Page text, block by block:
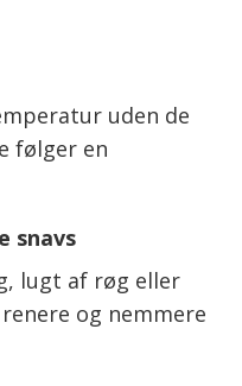
uden de
følger en
snavs
lugt af røg eller
og nemmere